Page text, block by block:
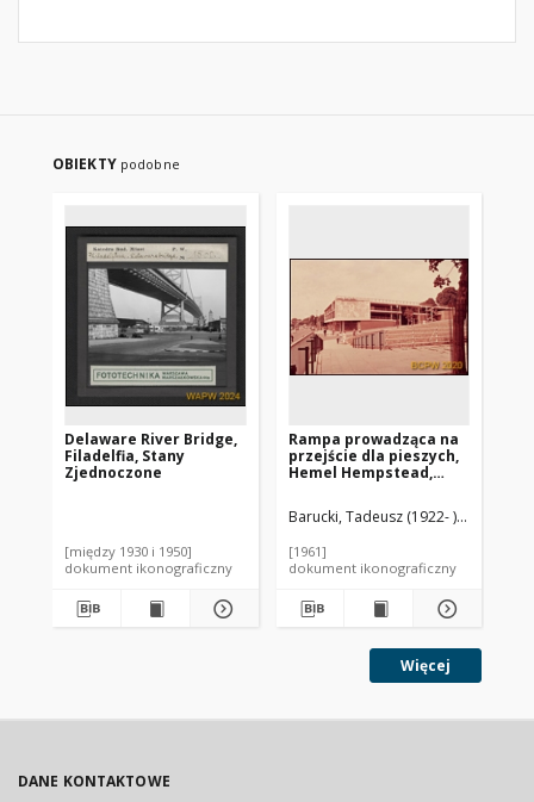
OBIEKTY podobne
Delaware River Bridge,
Filadelfia, Stany
Zjednoczone
[między 1930 i 1950]
dokument ikonograficzny
Rampa prowadząca na
przejście dla pieszych,
Hemel Hempstead,
Barucki, Tadeusz (1922- ). Fotograf
[1961]
dokument ikonograficzny
Więcej
DANE KONTAKTOWE